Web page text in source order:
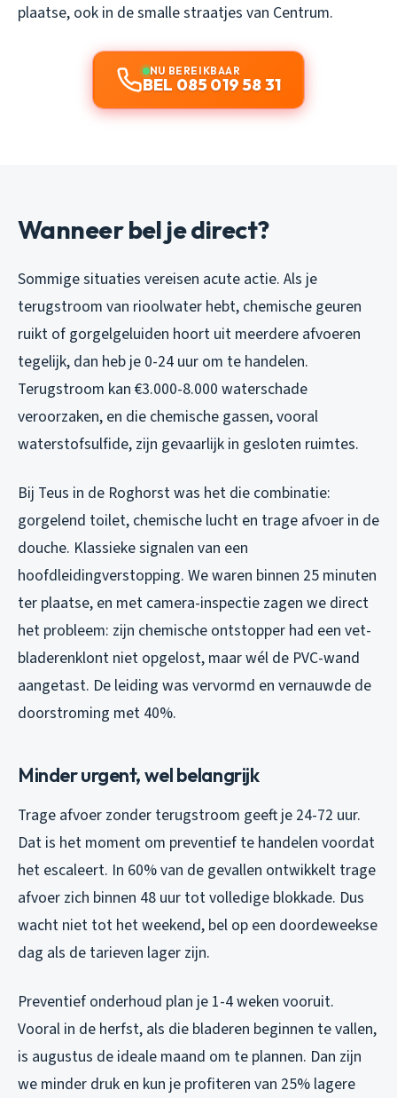
plaatse, ook in de smalle straatjes van Centrum.
NU BEREIKBAAR
BEL 085 019 58 31
Wanneer bel je direct?
Sommige situaties vereisen acute actie. Als je
terugstroom van rioolwater hebt, chemische geuren
ruikt of gorgelgeluiden hoort uit meerdere afvoeren
tegelijk, dan heb je 0-24 uur om te handelen.
Terugstroom kan €3.000-8.000 waterschade
veroorzaken, en die chemische gassen, vooral
waterstofsulfide, zijn gevaarlijk in gesloten ruimtes.
Bij Teus in de Roghorst was het die combinatie:
gorgelend toilet, chemische lucht en trage afvoer in de
douche. Klassieke signalen van een
hoofdleidingverstopping. We waren binnen 25 minuten
ter plaatse, en met camera-inspectie zagen we direct
het probleem: zijn chemische ontstopper had een vet-
bladerenklont niet opgelost, maar wél de PVC-wand
aangetast. De leiding was vervormd en vernauwde de
doorstroming met 40%.
Minder urgent, wel belangrijk
Trage afvoer zonder terugstroom geeft je 24-72 uur.
Dat is het moment om preventief te handelen voordat
het escaleert. In 60% van de gevallen ontwikkelt trage
afvoer zich binnen 48 uur tot volledige blokkade. Dus
wacht niet tot het weekend, bel op een doordeweekse
dag als de tarieven lager zijn.
Preventief onderhoud plan je 1-4 weken vooruit.
Vooral in de herfst, als die bladeren beginnen te vallen,
is augustus de ideale maand om te plannen. Dan zijn
we minder druk en kun je profiteren van 25% lagere